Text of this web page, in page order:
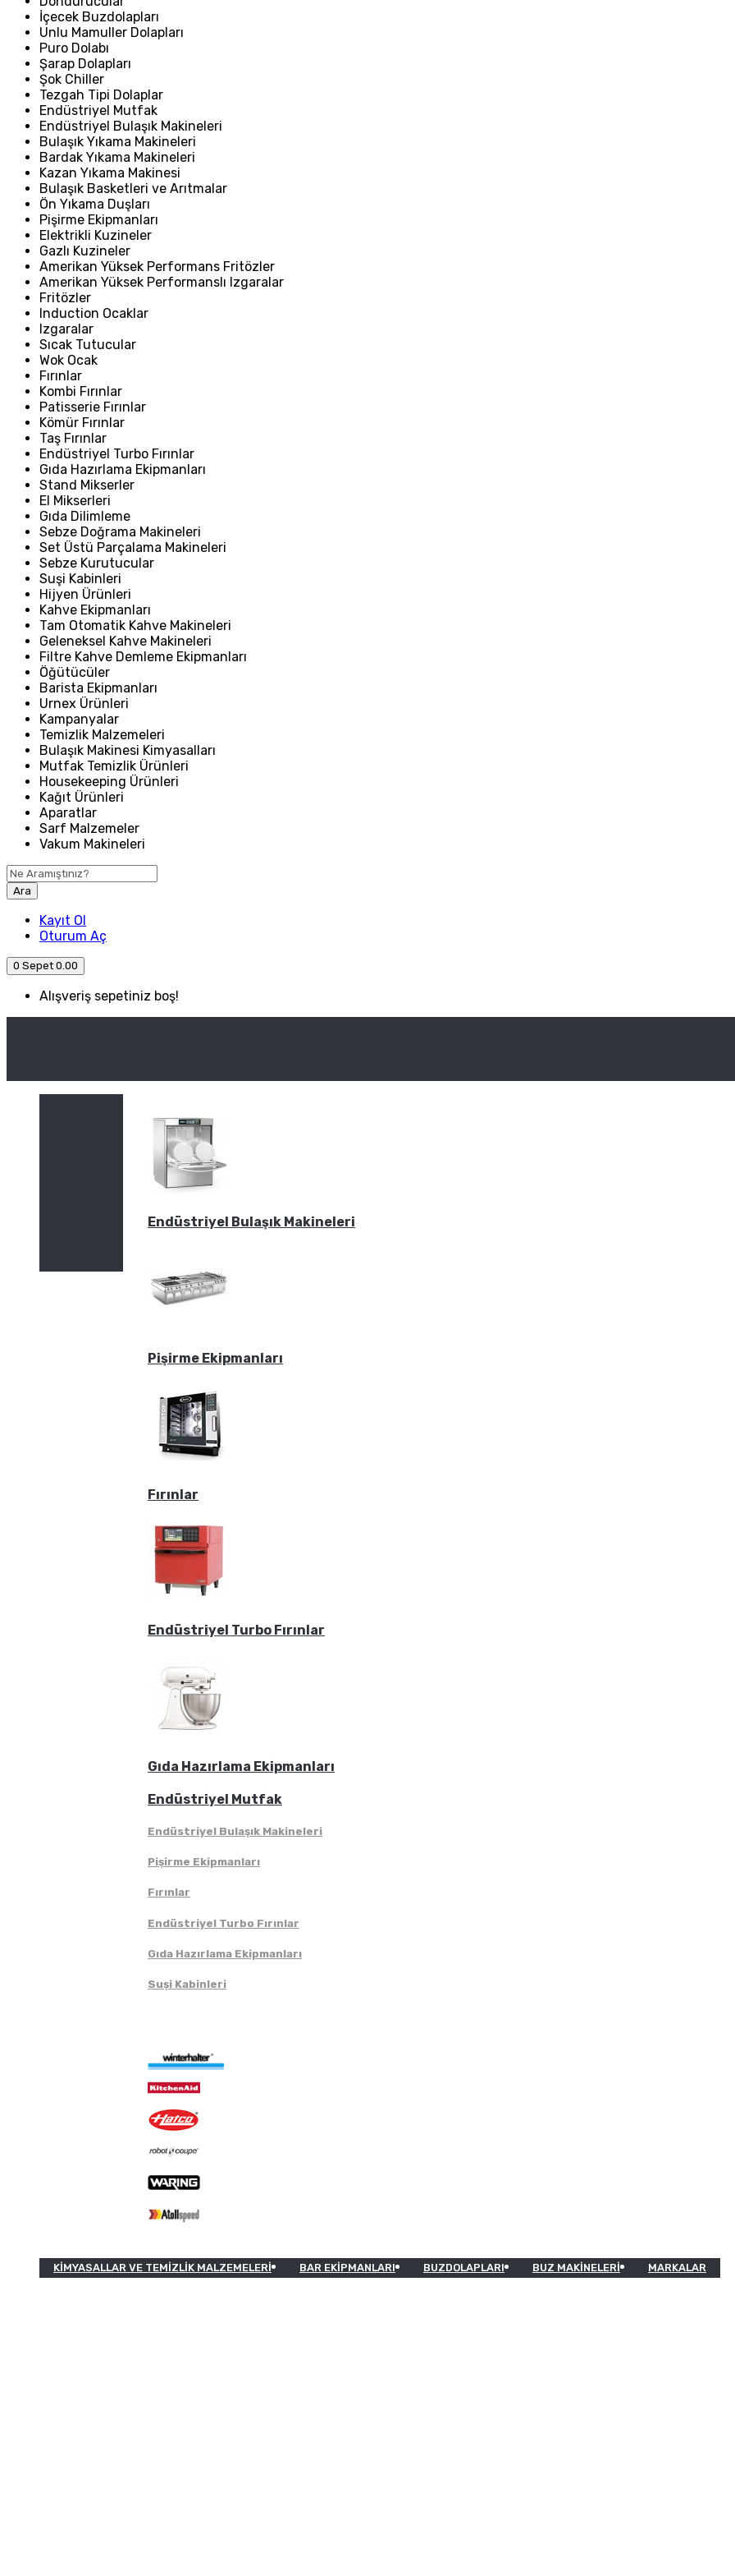
İçecek Buzdolapları
Unlu Mamuller Dolapları
Puro Dolabı
Şarap Dolapları
Şok Chiller
Tezgah Tipi Dolaplar
Endüstriyel Mutfak
Endüstriyel Bulaşık Makineleri
Bulaşık Yıkama Makineleri
Bardak Yıkama Makineleri
Kazan Yıkama Makinesi
Bulaşık Basketleri ve Arıtmalar
Ön Yıkama Duşları
Pişirme Ekipmanları
Elektrikli Kuzineler
Gazlı Kuzineler
Amerikan Yüksek Performans Fritözler
Amerikan Yüksek Performanslı Izgaralar
Fritözler
Induction Ocaklar
Izgaralar
Sıcak Tutucular
Wok Ocak
Fırınlar
Kombi Fırınlar
Patisserie Fırınlar
Kömür Fırınlar
Taş Fırınlar
Endüstriyel Turbo Fırınlar
Gıda Hazırlama Ekipmanları
Stand Mikserler
El Mikserleri
Gıda Dilimleme
Sebze Doğrama Makineleri
Set Üstü Parçalama Makineleri
Sebze Kurutucular
Suşi Kabinleri
Hijyen Ürünleri
Kahve Ekipmanları
Tam Otomatik Kahve Makineleri
Geleneksel Kahve Makineleri
Filtre Kahve Demleme Ekipmanları
Öğütücüler
Barista Ekipmanları
Urnex Ürünleri
Kampanyalar
Temizlik Malzemeleri
Bulaşık Makinesi Kimyasalları
Mutfak Temizlik Ürünleri
Housekeeping Ürünleri
Kağıt Ürünleri
Aparatlar
Sarf Malzemeler
Vakum Makineleri
Ara
Kayıt Ol
Oturum Aç
0 Sepet 0.00
Alışveriş sepetiniz boş!
Kategori
Endüstriyel Bulaşık Makineleri
Pişirme Ekipmanları
Fırınlar
Endüstriyel Turbo Fırınlar
Gıda Hazırlama Ekipmanları
Endüstriyel Mutfak
Endüstriyel Bulaşık Makineleri
Pişirme Ekipmanları
Fırınlar
Endüstriyel Turbo Fırınlar
Gıda Hazırlama Ekipmanları
Suşi Kabinleri
KIMYASALLAR VE TEMIZLIK MALZEMELERI BAR EKIPMANLARI BUZDOLAPLARI BUZ MAKINELERI MARKALAR